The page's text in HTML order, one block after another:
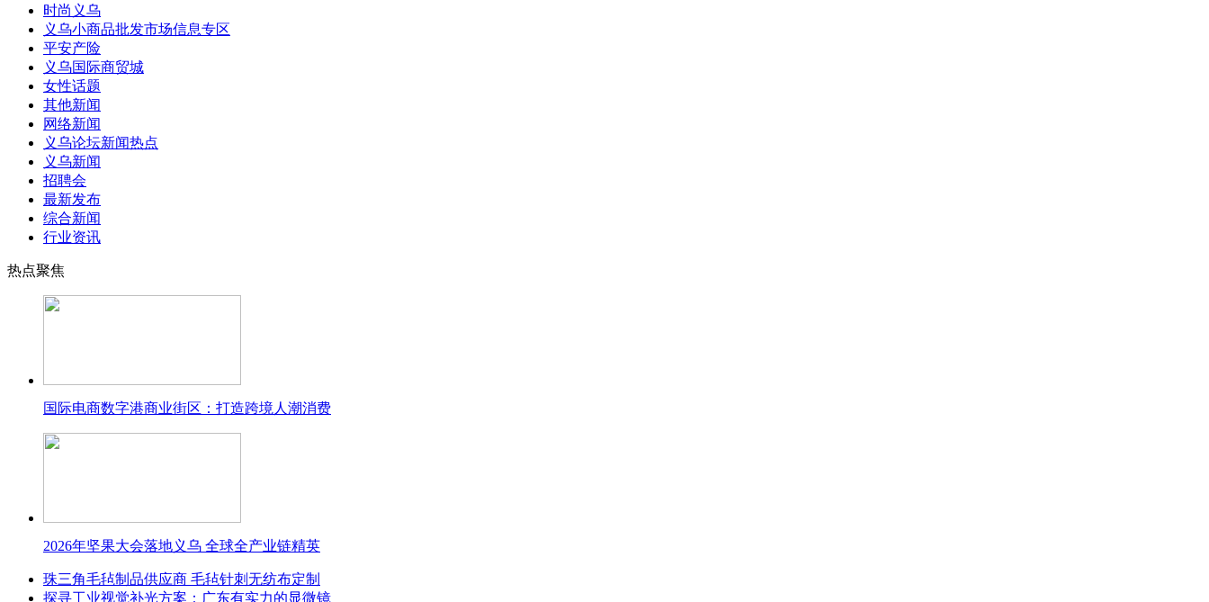
时尚义乌
义乌小商品批发市场信息专区
平安产险
义乌国际商贸城
女性话题
其他新闻
网络新闻
义乌论坛新闻热点
义乌新闻
招聘会
最新发布
综合新闻
行业资讯
热点聚焦
国际电商数字港商业街区：打造跨境人潮消费
2026年坚果大会落地义乌 全球全产业链精英
珠三角毛毡制品供应商 毛毡针刺无纺布定制
探寻工业视觉补光方案：广东有实力的显微镜